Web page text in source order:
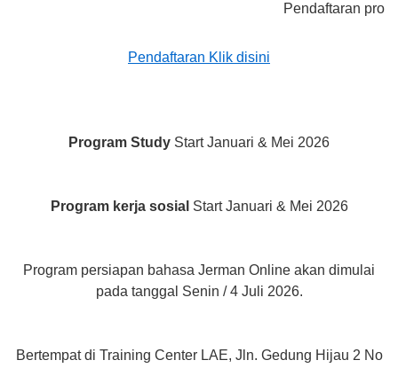
Pendaftaran program
Pendaftaran Klik disini
Program Study Start Januari & Mei 2026
Program kerja sosial Start Januari & Mei 2026
Program persiapan bahasa Jerman Online akan dimulai
pada tanggal Senin / 4 Juli 2026.
Bertempat di Training Center LAE, Jln. Gedung Hijau 2 No